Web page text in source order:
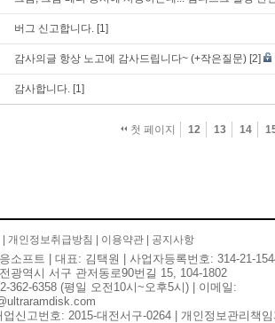
버그 신고합니다. [1]
감사의글 항상 노고에 감사드립니다~ (+작은질문) [2]
감사합니다. [1]
첫 페이지 12 13 14
개인정보취급방침 이용약관 공지사항
소프트 | 대표: 김택원 | 사업자등록번호: 314-21-
광역시 서구 관저동로90번길 15, 104-1802
362-6358 (평일 오전10시~오후5시) | 이메일:
업신고번호: 2015-대전서구-0264 | 개인정보관리책